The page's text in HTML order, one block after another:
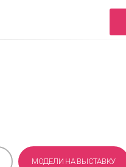
МОДЕЛИ НА ВЫСТАВКУ